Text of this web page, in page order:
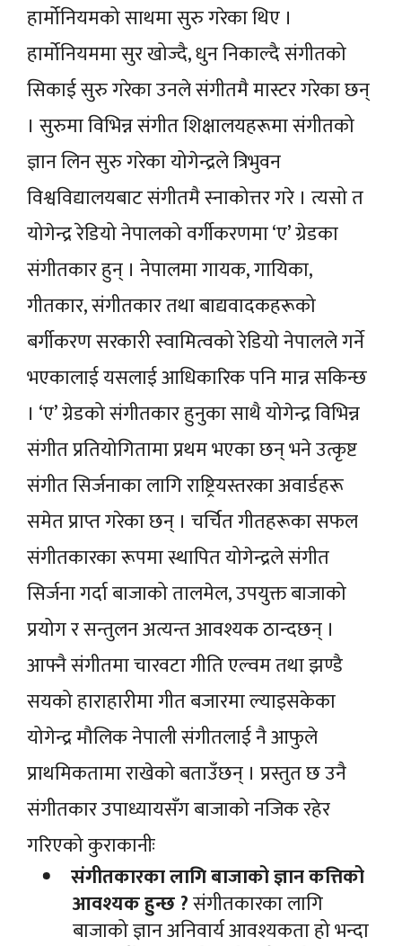
हार्मोनियमको साथमा सुरु गरेका थिए ।
हार्मोनियममा सुर खोज्दै, धुन निकाल्दै संगीतको
सिकाई सुरु गरेका उनले संगीतमै मास्टर गरेका छन्
। सुरुमा विभिन्न संगीत शिक्षालयहरूमा संगीतको
ज्ञान लिन सुरु गरेका योगेन्द्रले त्रिभुवन
विश्वविद्यालयबाट संगीतमै स्नाकोत्तर गरे । त्यसो त
योगेन्द्र रेडियो नेपालको वर्गीकरणमा ‘ए’ ग्रेडका
संगीतकार हुन् । नेपालमा गायक, गायिका,
गीतकार, संगीतकार तथा बाद्यवादकहरूको
बर्गीकरण सरकारी स्वामित्वको रेडियो नेपालले गर्ने
भएकालाई यसलाई आधिकारिक पनि मान्न सकिन्छ
। ‘ए’ ग्रेडको संगीतकार हुनुका साथै योगेन्द्र विभिन्न
संगीत प्रतियोगितामा प्रथम भएका छन् भने उत्कृष्ट
संगीत सिर्जनाका लागि राष्ट्रियस्तरका अवार्डहरू
समेत प्राप्त गरेका छन् । चर्चित गीतहरूका सफल
संगीतकारका रूपमा स्थापित योगेन्द्रले संगीत
सिर्जना गर्दा बाजाको तालमेल, उपयुक्त बाजाको
प्रयोग र सन्तुलन अत्यन्त आवश्यक ठान्दछन् ।
आफ्नै संगीतमा चारवटा गीति एल्वम तथा झण्डै
सयको हाराहारीमा गीत बजारमा ल्याइसकेका
योगेन्द्र मौलिक नेपाली संगीतलाई नै आफुले
प्राथमिकतामा राखेको बताउँछन् । प्रस्तुत छ उनै
संगीतकार उपाध्यायसँग बाजाको नजिक रहेर
गरिएको कुराकानीः
संगीतकारका लागि बाजाको ज्ञान कत्तिको
आवश्यक हुन्छ ?संगीतकारका लागि
बाजाको ज्ञान अनिवार्य आवश्यकता हो भन्दा